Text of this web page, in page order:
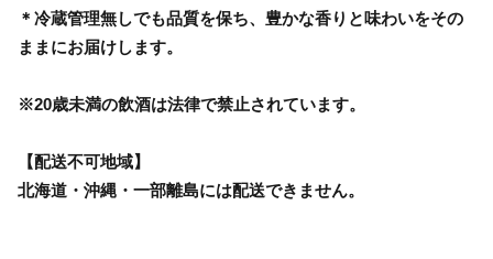
＊冷蔵管理無しでも品質を保ち、豊かな香りと味わいをその
ままにお届けします。
※20歳未満の飲酒は法律で禁止されています。
【配送不可地域】
北海道・沖縄・一部離島には配送できません。